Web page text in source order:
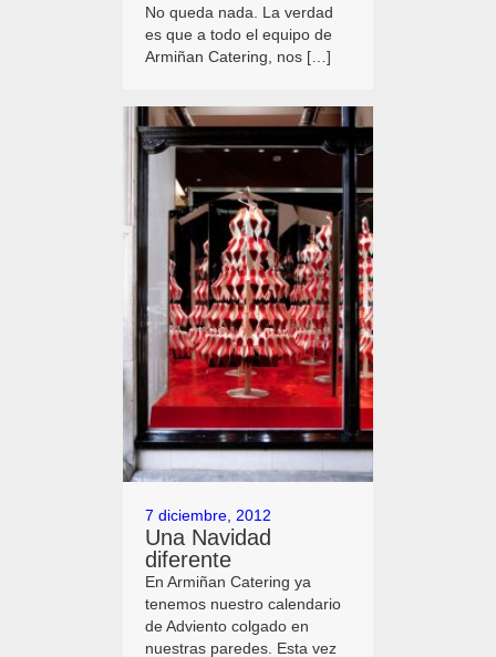
No queda nada. La verdad
es que a todo el equipo de
Armiñan Catering, nos […]
7 diciembre, 2012
Una Navidad
diferente
En Armiñan Catering ya
tenemos nuestro calendario
de Adviento colgado en
nuestras paredes. Esta vez